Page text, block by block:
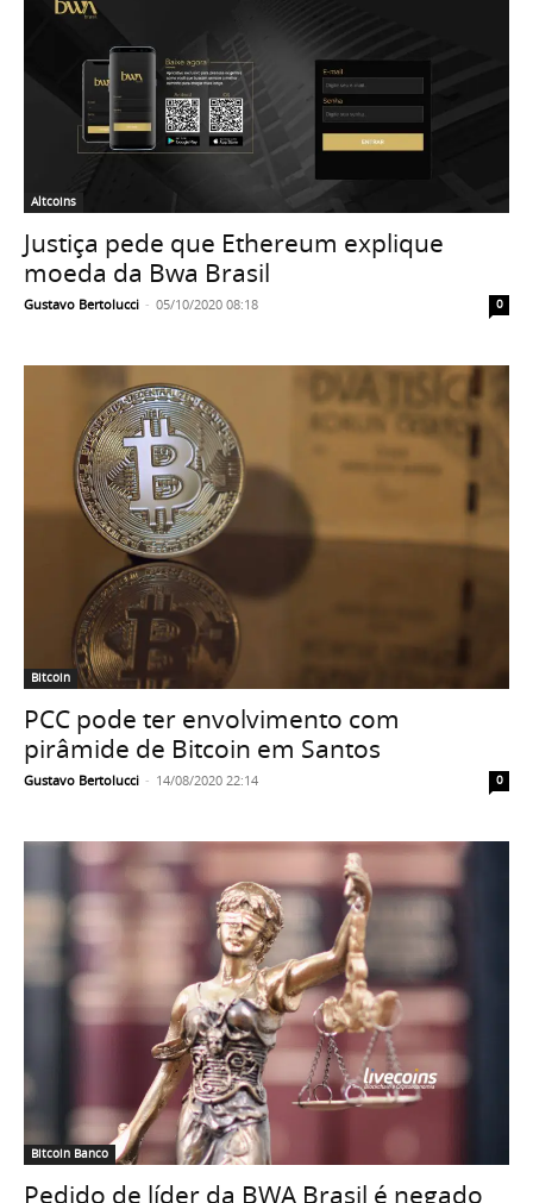
Altcoins
Justiça pede que Ethereum explique
moeda da Bwa Brasil
Gustavo Bertolucci - 05/10/2020 08:18 0
Bitcoin
PCC pode ter envolvimento com
pirâmide de Bitcoin em Santos
Gustavo Bertolucci - 14/08/2020 22:14 0
Bitcoin Banco
Pedido de líder da BWA Brasil é negado